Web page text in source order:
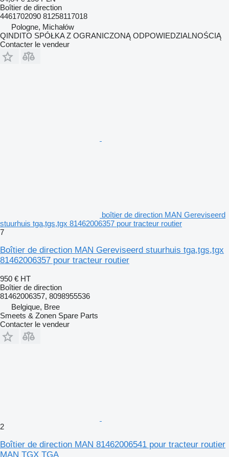
Boîtier de direction
4461702090 81258117018
Pologne, Michałów
QINDITO SPÓŁKA Z OGRANICZONĄ ODPOWIEDZIALNOŚCIĄ
Contacter le vendeur
boîtier de direction MAN Gereviseerd
stuurhuis tga,tgs,tgx 81462006357 pour tracteur routier
7
Boîtier de direction MAN Gereviseerd stuurhuis tga,tgs,tgx
81462006357 pour tracteur routier
950 € HT
Boîtier de direction
81462006357, 8098955536
Belgique, Bree
Smeets & Zonen Spare Parts
Contacter le vendeur
2
Boîtier de direction MAN 81462006541 pour tracteur routier
MAN TGX TGA